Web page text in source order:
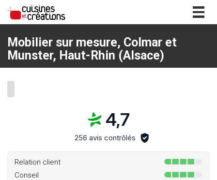
Mobilier sur mesure, Colmar et
Munster, Haut-Rhin (Alsace)
4,7
256 avis contrôlés
Relation client
Conseil